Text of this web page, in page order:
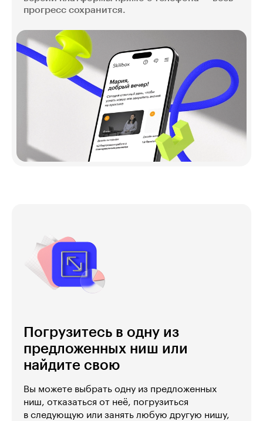
прогресс сохранится.
Погрузитесь в одну из
предложенных ниш или
найдите свою
Вы можете выбрать одну из предложенных
ниш, отказаться от неё, погрузиться
в следующую или занять любую другую нишу,